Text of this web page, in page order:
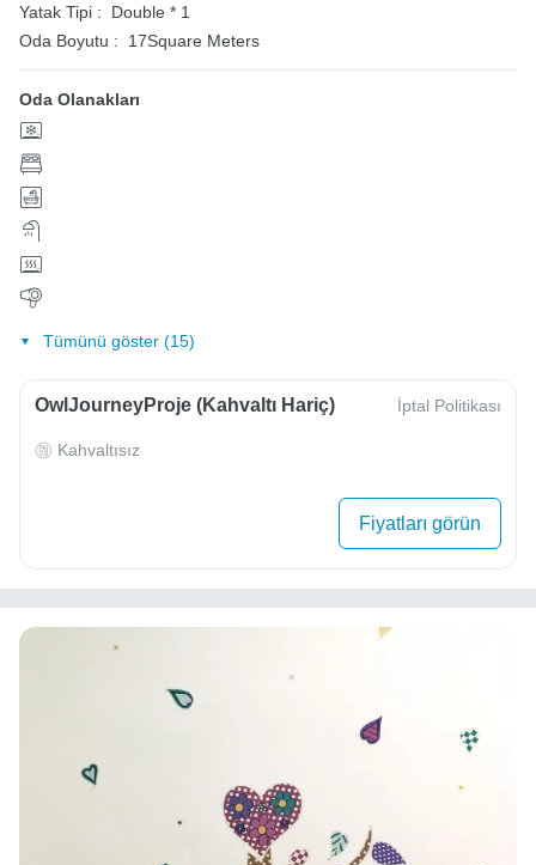
Yatak Tipi :
Double * 1
Oda Boyutu :
17Square Meters
Oda Olanakları
Tümünü göster (15)
OwlJourneyProje (Kahvaltı Hariç) İptal Politikası
Kahvaltısız
Fiyatları görün